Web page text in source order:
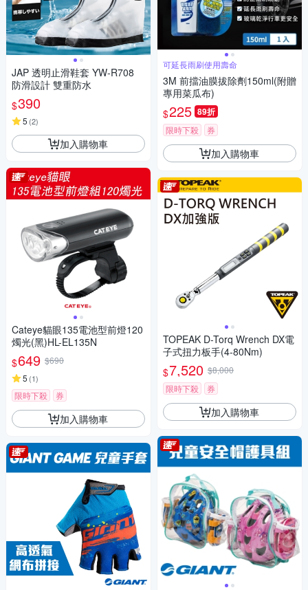
JAP 透明止滑鞋套 YW-R708
防滑設計 雙重防水
$390
5 (2)
加入購物車
Cateye貓眼135電池型前燈120
燭光(黑)HL-EL135N
$649 $690
5 (1)
限時下殺 券
加入購物車
可延長雨刷使用壽命
3M 前擋油膜拔除劑150ml(附贈
專用菜瓜布)
$225 89折
限時下殺 券
加入購物車
TOPEAK D-Torq Wrench DX電
子式扭力板手(4-80Nm)
$7,520 $8,000
限時下殺
券
加入購物車